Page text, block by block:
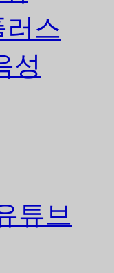
러스
성
튜브